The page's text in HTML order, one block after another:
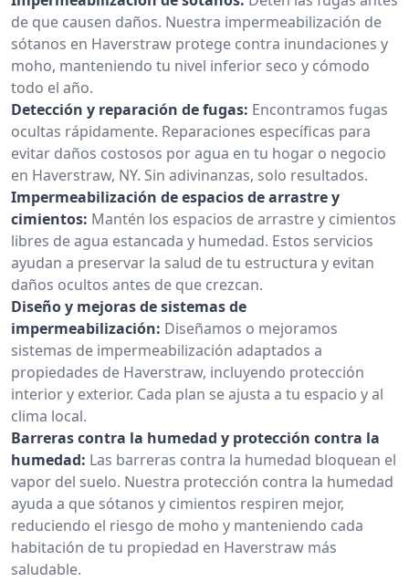
de que causen daños. Nuestra impermeabilización de
sótanos en Haverstraw protege contra inundaciones y
moho, manteniendo tu nivel inferior seco y cómodo
todo el año.
Detección y reparación de fugas: Encontramos fugas
ocultas rápidamente. Reparaciones específicas para
evitar daños costosos por agua en tu hogar o negocio
en Haverstraw, NY. Sin adivinanzas, solo resultados.
Impermeabilización de espacios de arrastre y
cimientos: Mantén los espacios de arrastre y cimientos
libres de agua estancada y humedad. Estos servicios
ayudan a preservar la salud de tu estructura y evitan
daños ocultos antes de que crezcan.
Diseño y mejoras de sistemas de
impermeabilización: Diseñamos o mejoramos
sistemas de impermeabilización adaptados a
propiedades de Haverstraw, incluyendo protección
interior y exterior. Cada plan se ajusta a tu espacio y al
clima local.
Barreras contra la humedad y protección contra la
humedad: Las barreras contra la humedad bloquean el
vapor del suelo. Nuestra protección contra la humedad
ayuda a que sótanos y cimientos respiren mejor,
reduciendo el riesgo de moho y manteniendo cada
habitación de tu propiedad en Haverstraw más
saludable.